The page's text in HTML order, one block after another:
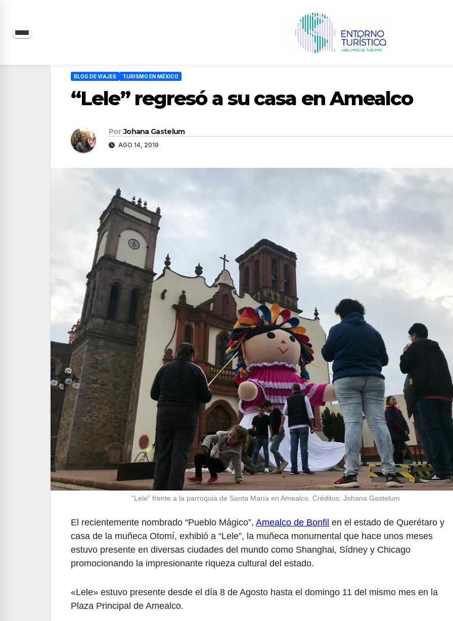
Saltar
BLOG DE VIAJES TURISMO EN MÉXICO
“Lele” regresó a su casa en Amealco
Por Johana Gastelum
AGO 14, 2019
“Lele” frente a la parroquia de Santa María en Amealco. Créditos: Johana Gastelum
El recientemente nombrado “Pueblo Mágico”, Amealco de Bonfil en el estado de Querétaro y
casa de la muñeca Otomí, exhibió a “Lele”, la muñeca monumental que hace unos meses
estuvo presente en diversas ciudades del mundo como Shanghai, Sídney y Chicago
promocionando la impresionante riqueza cultural del estado.
«Lele» estuvo presente desde el día 8 de Agosto hasta el domingo 11 del mismo mes en la
Plaza Principal de Amealco.